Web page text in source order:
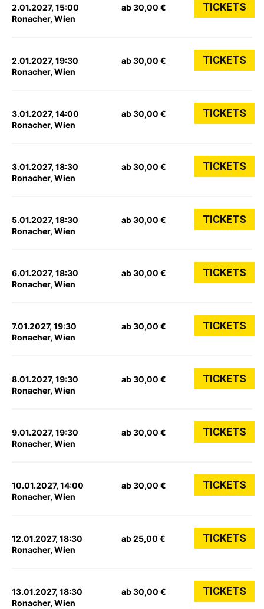
2.01.2027, 15:00
Ronacher, Wien
ab 30,00 € TICKETS
2.01.2027, 19:30
Ronacher, Wien
ab 30,00 € TICKETS
3.01.2027, 14:00
Ronacher, Wien
ab 30,00 € TICKETS
3.01.2027, 18:30
Ronacher, Wien
ab 30,00 € TICKETS
5.01.2027, 18:30
Ronacher, Wien
ab 30,00 € TICKETS
6.01.2027, 18:30
Ronacher, Wien
ab 30,00 € TICKETS
7.01.2027, 19:30
Ronacher, Wien
ab 30,00 € TICKETS
8.01.2027, 19:30
Ronacher, Wien
ab 30,00 € TICKETS
9.01.2027, 19:30
Ronacher, Wien
ab 30,00 € TICKETS
10.01.2027, 14:00
Ronacher, Wien
ab 30,00 € TICKETS
12.01.2027, 18:30
Ronacher, Wien
ab 25,00 € TICKETS
13.01.2027, 18:30
Ronacher, Wien
ab 30,00 € TICKETS